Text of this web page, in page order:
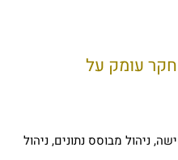
עומק על
,ניהול מבוסס נתונים,ניהול